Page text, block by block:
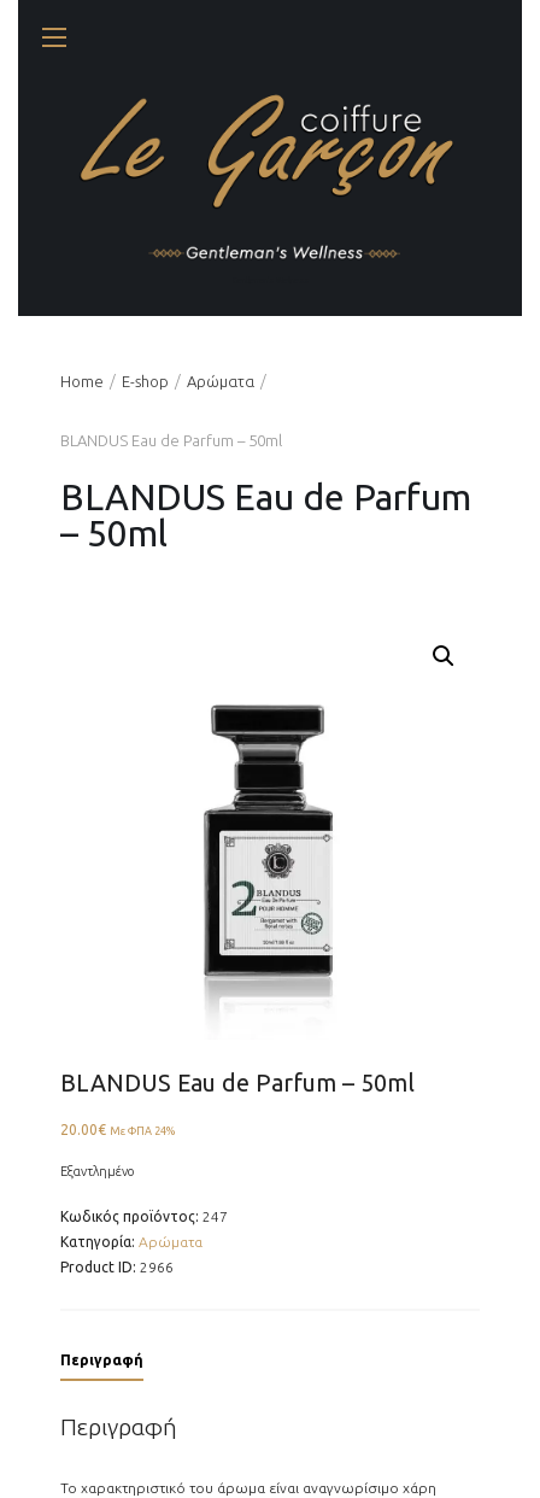
Home Ε-shop Αρώματα
BLANDUS Eau de Parfum – 50ml
BLANDUS Eau de Parfum
– 50ml
BLANDUS Eau de Parfum – 50ml
20.00€ Με ΦΠΑ 24%
Εξαντλημένο
Κωδικός προϊόντος: 247
Κατηγορία: Αρώματα
Product ID: 2966
Περιγραφή
Περιγραφή
Το χαρακτηριστικό του άρωμα είναι αναγνωρίσιμο χάρη